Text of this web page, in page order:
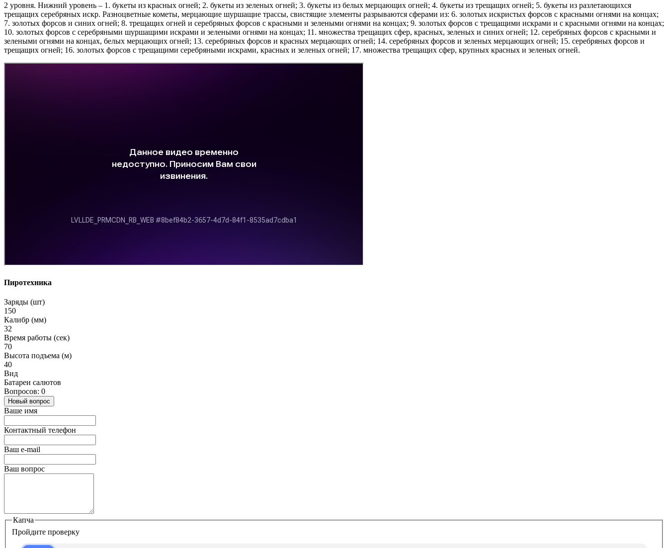
2 уровня. Нижний уровень – 1. букеты из красных огней; 2. букеты из зеленых огней; 3. букеты из белых мерцающих огней; 4. букеты из трещащих огней; 5. букеты из разлетающихся
трещащих серебряных искр. Разноцветные кометы, мерцающие шуршащие трассы, свистящие элементы разрываются сферами из: 6. золотых искристых форсов с красными огнями на концах;
7. золотых форсов и синих огней; 8. трещащих огней и серебряных форсов с красными и зелеными огнями на концах; 9. золотых форсов с трещащими искрами и с красными огнями на концах;
10. золотых форсов с серебряными шуршащими искрами и зелеными огнями на концах; 11. множества трещащих сфер, красных, зеленых и синих огней; 12. серебряных форсов с красными и
зелеными огнями на концах, белых мерцающих огней; 13. серебряных форсов и красных мерцающих огней; 14. серебряных форсов и зеленых мерцающих огней; 15. серебряных форсов и
трещащих огней; 16. золотых форсов с трещащими серебряными искрами, красных и зеленых огней; 17. множества трещащих сфер, крупных красных и зеленых огней.
Пиротехника
Заряды (шт)
150
Калибр (мм)
32
Время работы (сек)
70
Высота подъема (м)
40
Вид
Батареи салютов
Вопросов: 0
Новый вопрос
Ваше имя
Контактный телефон
Ваш e-mail
Ваш вопрос
Капча
Пройдите проверку